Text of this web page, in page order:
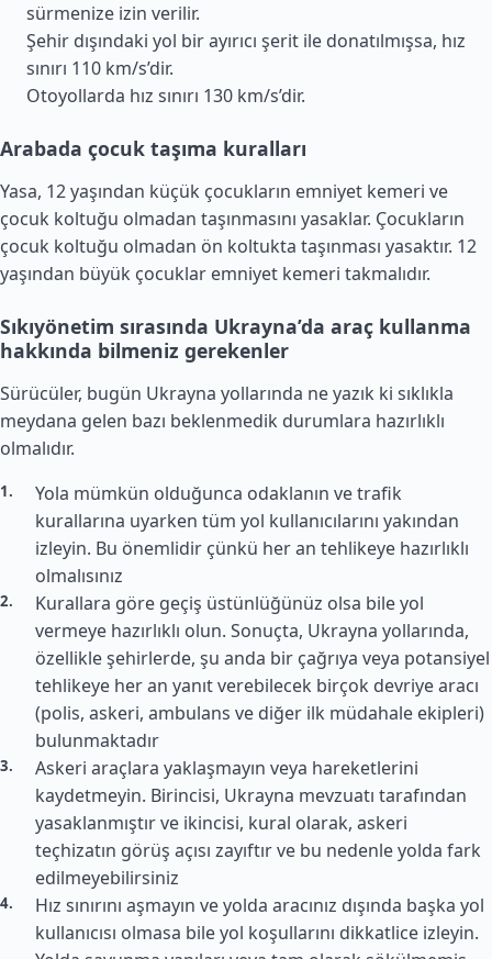
sürmenize izin verilir.
Şehir dışındaki yol bir ayırıcı şerit ile donatılmışsa, hız
sınırı 110 km/s’dir.
Otoyollarda hız sınırı 130 km/s’dir.
Arabada çocuk taşıma kuralları
Yasa, 12 yaşından küçük çocukların emniyet kemeri ve
çocuk koltuğu olmadan taşınmasını yasaklar. Çocukların
çocuk koltuğu olmadan ön koltukta taşınması yasaktır. 12
yaşından büyük çocuklar emniyet kemeri takmalıdır.
Sıkıyönetim sırasında Ukrayna’da araç kullanma
hakkında bilmeniz gerekenler
Sürücüler, bugün Ukrayna yollarında ne yazık ki sıklıkla
meydana gelen bazı beklenmedik durumlara hazırlıklı
olmalıdır.
Yola mümkün olduğunca odaklanın ve trafik
kurallarına uyarken tüm yol kullanıcılarını yakından
izleyin. Bu önemlidir çünkü her an tehlikeye hazırlıklı
olmalısınız
Kurallara göre geçiş üstünlüğünüz olsa bile yol
vermeye hazırlıklı olun. Sonuçta, Ukrayna yollarında,
özellikle şehirlerde, şu anda bir çağrıya veya potansiyel
tehlikeye her an yanıt verebilecek birçok devriye aracı
(polis, askeri, ambulans ve diğer ilk müdahale ekipleri)
bulunmaktadır
Askeri araçlara yaklaşmayın veya hareketlerini
kaydetmeyin. Birincisi, Ukrayna mevzuatı tarafından
yasaklanmıştır ve ikincisi, kural olarak, askeri
teçhizatın görüş açısı zayıftır ve bu nedenle yolda fark
edilmeyebilirsiniz
Hız sınırını aşmayın ve yolda aracınız dışında başka yol
kullanıcısı olmasa bile yol koşullarını dikkatlice izleyin.